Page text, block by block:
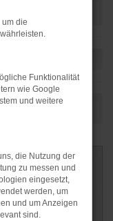
die
Funktionalität
wie Google
und weitere
die Nutzung der
zu messen und
eingesetzt,
werden, um
und um Anzeigen
sind.